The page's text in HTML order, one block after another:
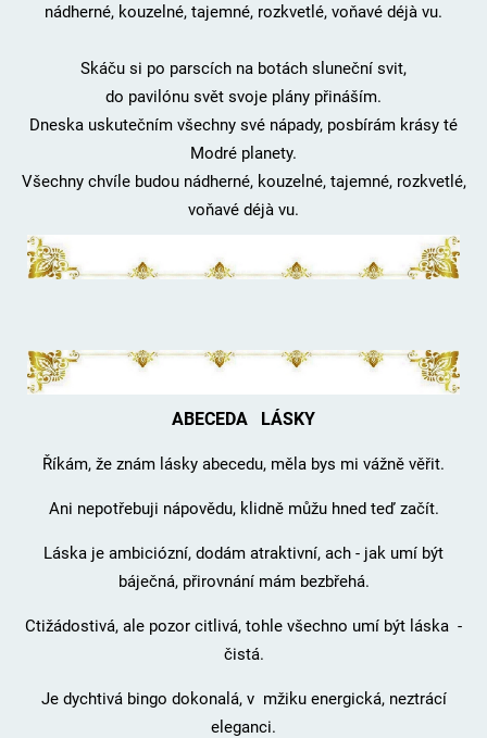
nádherné, kouzelné, tajemné, rozkvetlé, voňavé déjà vu.
Skáču si po parscích na botách sluneční svit,
do pavilónu svět svoje plány přináším.
Dneska uskutečním všechny své nápady, posbírám krásy té
Modré planety.
Všechny chvíle budou nádherné, kouzelné, tajemné, rozkvetlé,
voňavé déjà vu.
ABECEDA LÁSKY
Říkám, že znám lásky abecedu, měla bys mi vážně věřit.
Ani nepotřebuji nápovědu, klidně můžu hned teď začít.
Láska je ambiciózní, dodám atraktivní, ach - jak umí být
báječná, přirovnání mám bezbřehá.
Ctižádostivá, ale pozor citlivá, tohle všechno umí být láska -
čistá.
Je dychtivá bingo dokonalá, v mžiku energická, neztrácí
eleganci.